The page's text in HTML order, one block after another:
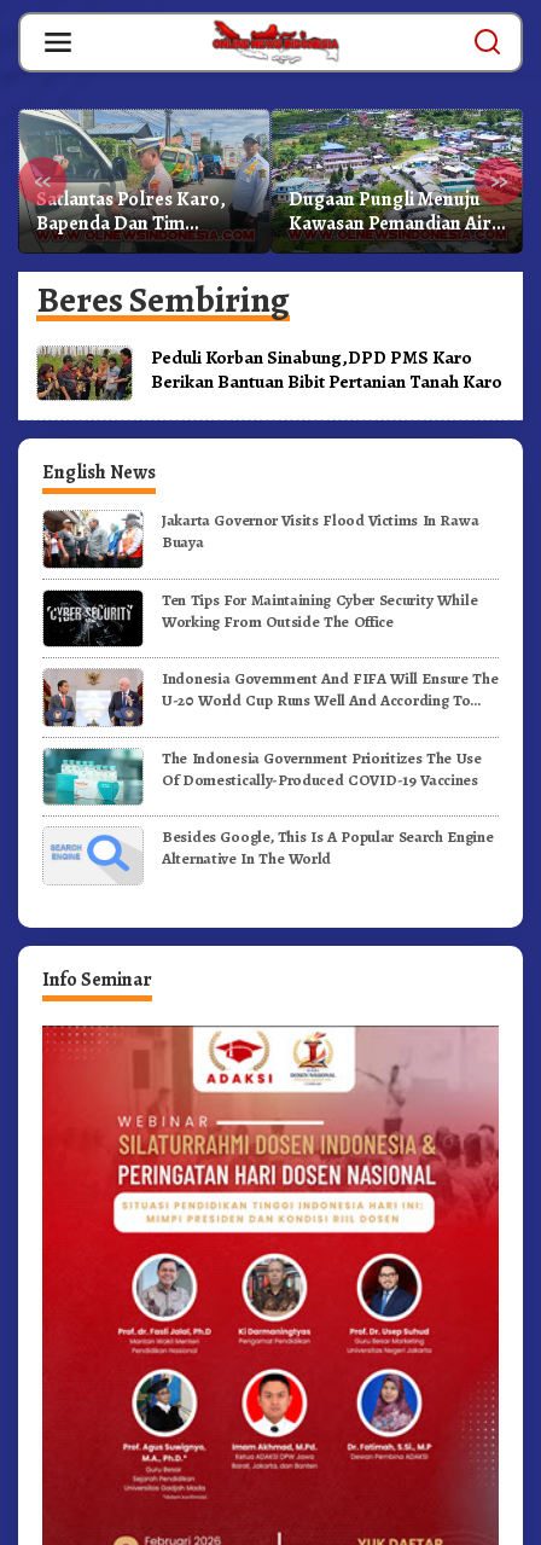
Skip
content
« »
Satlantas Polres Karo,
Bapenda Dan Tim
Lainnya Gelar Oprasi
Sadar Pajak Kenderaan
Dugaan Pungli Menuju
Kawasan Pemandian Air
Panas Semangat Gunung
– Doulu Foto Dan
Videokan!
Beres Sembiring
Peduli Korban Sinabung,DPD PMS Karo
Berikan Bantuan Bibit Pertanian Tanah Karo
English News
Jakarta Governor Visits Flood Victims In Rawa
Buaya
Ten Tips For Maintaining Cyber Security While
Working From Outside The Office
Indonesia Government And FIFA Will Ensure The
U-20 World Cup Runs Well And According To
The Indonesia Government Prioritizes The Use
Of Domestically-Produced COVID-19 Vaccines
Besides Google, This Is A Popular Search Engine
Alternative In The World
Info Seminar